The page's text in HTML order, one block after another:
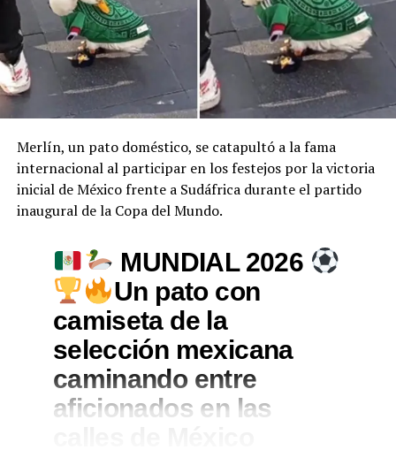
Merlín, un pato doméstico, se catapultó a la fama
internacional al participar en los festejos por la victoria
inicial de México frente a Sudáfrica durante el partido
inaugural de la Copa del Mundo.
MUNDIAL 2026
Un pato con
camiseta de la
selección mexicana
caminando entre
aficionados en las